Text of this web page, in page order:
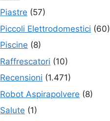
Piastre (57)
Piccoli Elettrodomestici (60)
Piscine (8)
Raffrescatori (10)
Recensioni (1.471)
Robot Aspirapolvere (8)
Salute (1)